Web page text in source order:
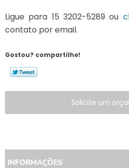
Ligue para 15 3202-5289 ou
contato por email.
Gostou? compartilhe!
Solicite um
INFORMAÇÕES